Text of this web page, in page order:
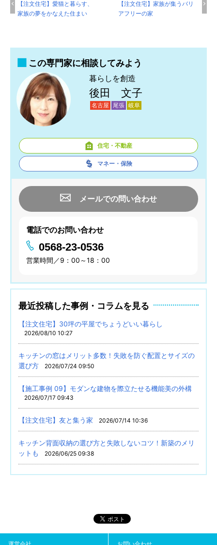
【注文住宅】愛猫と暮らす、
家族の夢をかなえた住まい
【注文住宅】家族が集うバリ
アフリーの家
この専門家に相談してみよう
暮らしを創造
後田 文子
名古屋 尾張 岐阜
住宅・不動産
マネー・保険
メールでの問い合わせ
電話でのお問い合わせ
0568-23-0536
営業時間／9：00～18：00
最近投稿した事例・コラムを見る
【注文住宅】30坪の平屋でちょうどいい暮らし
2026/08/10 10:27
キッチンの窓はメリット多数！失敗を防ぐ配置とサイズの
選び方
2026/07/24 09:50
【施工事例 09】モダンな建物を際立たせる機能美の外構
2026/07/17 09:43
【注文住宅】友と集う家 2026/07/14 10:36
キッチン背面収納の選び方と失敗しないコツ！新築のメリ
ットも
2026/06/25 09:38